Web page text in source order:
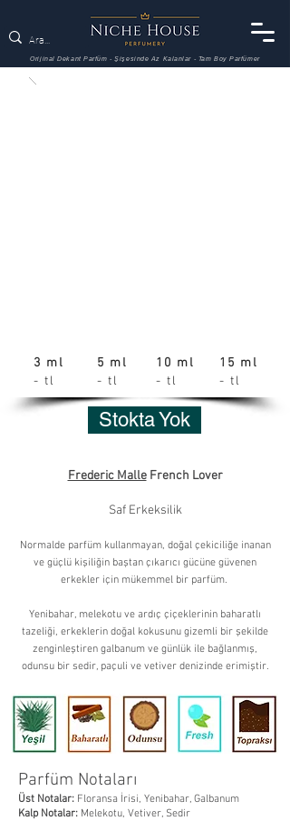
Orijinal Dekant Parfüm - Şişesinde Az Kalanlar - Tam Boy Parfümer
3 ml
- tl
5 ml
- tl
10 ml
- tl
15 ml
- tl
Stokta Yok
Frederic MalleFrench Lover
Saf Erkeksilik
Normalde parfüm kullanmayan, doğal çekiciliğe inanan
ve güçlü kişiliğin baştan çıkarıcı gücüne güvenen
erkekler için mükemmel bir parfüm.
Yenibahar, melekotu ve ardıç çiçeklerinin baharatlı
tazeliği, erkeklerin doğal kokusunu gizemli bir şekilde
zenginleştiren galbanum ve günlük ile bağlanmış,
odunsu bir sedir, paçuli ve vetiver denizinde erimiştir.
Sessiz Çekicilik...
Parfüm Notaları
Üst Notalar: Floransa İrisi, Yenibahar, Galbanum
Kalp Notalar: Melekotu, Vetiver, Sedir